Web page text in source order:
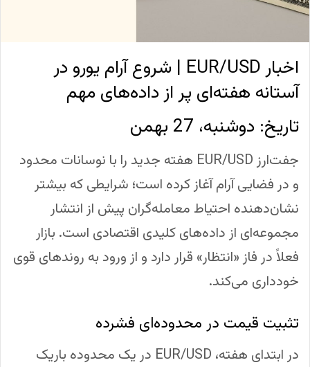
اخبار EUR/USD | شروع آرام یورو در
آستانه هفته‌ای پر از داده‌های مهم
تاریخ: دوشنبه، 27 بهمن
جفت‌ارز EUR/USD هفته جدید را با نوسانات محدود
و در فضایی آرام آغاز کرده است؛ شرایطی که بیشتر
نشان‌دهنده احتیاط معامله‌گران پیش از انتشار
مجموعه‌ای از داده‌های کلیدی اقتصادی است. بازار
فعلاً در فاز «انتظار» قرار دارد و از ورود به روندهای قوی
خودداری می‌کند.
تثبیت قیمت در محدوده‌ای فشرده
در ابتدای هفته، EUR/USD در یک محدوده باریک